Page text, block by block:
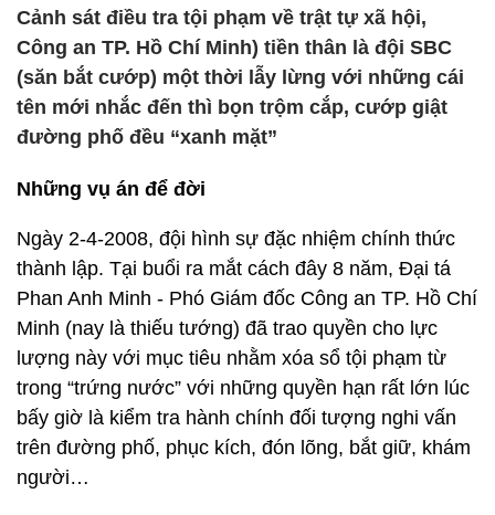
Cảnh sát điều tra tội phạm về trật tự xã hội,
Công an TP. Hồ Chí Minh) tiền thân là đội SBC
(săn bắt cướp) một thời lẫy lừng với những cái
tên mới nhắc đến thì bọn trộm cắp, cướp giật
đường phố đều “xanh mặt”
Những vụ án để đời
Ngày 2-4-2008, đội hình sự đặc nhiệm chính thức
thành lập. Tại buổi ra mắt cách đây 8 năm, Đại tá
Phan Anh Minh - Phó Giám đốc Công an TP. Hồ Chí
Minh (nay là thiếu tướng) đã trao quyền cho lực
lượng này với mục tiêu nhằm xóa sổ tội phạm từ
trong “trứng nước” với những quyền hạn rất lớn lúc
bấy giờ là kiểm tra hành chính đối tượng nghi vấn
trên đường phố, phục kích, đón lõng, bắt giữ, khám
người…